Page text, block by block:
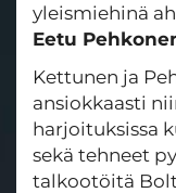
yleismiehinä
Eetu
Kettunen ja
ansiokkaasti
harjoituksissa
sekä tehneet
talkootöitä